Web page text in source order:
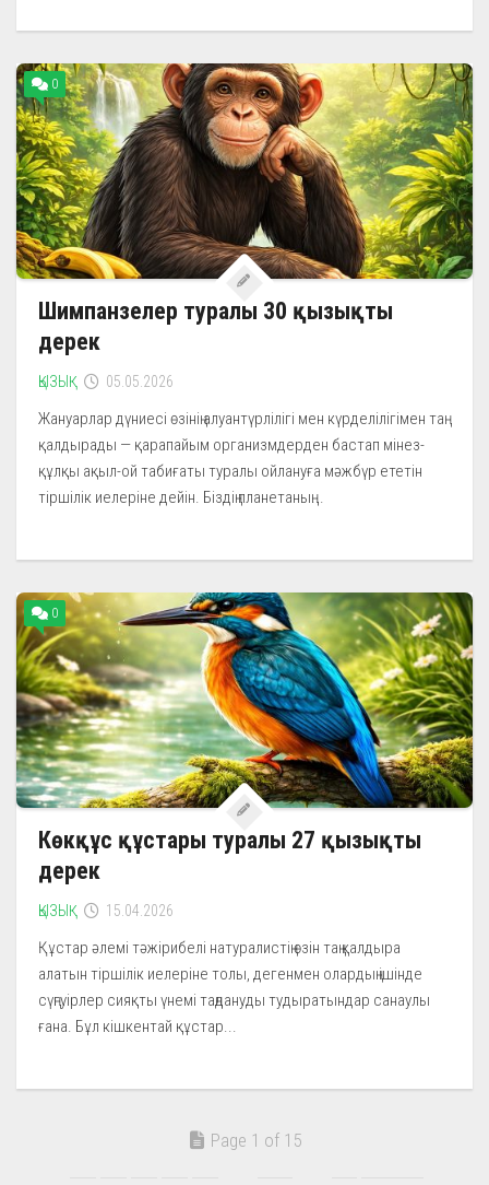
0
Шимпанзелер туралы 30 қызықты
дерек
ҚЫЗЫҚ 05.05.2026
Жануарлар дүниесі өзінің алуантүрлілігі мен күрделілігімен таң
қалдырады — қарапайым организмдерден бастап мінез-
құлқы ақыл-ой табиғаты туралы ойлануға мәжбүр ететін
тіршілік иелеріне дейін. Біздің планетаның...
0
Көкқұс құстары туралы 27 қызықты
дерек
ҚЫЗЫҚ 15.04.2026
Құстар әлемі тәжірибелі натуралистің өзін таң қалдыра
алатын тіршілік иелеріне толы, дегенмен олардың ішінде
сүңгуірлер сияқты үнемі таңдануды тудыратындар санаулы
ғана. Бұл кішкентай құстар...
Page 1 of 15